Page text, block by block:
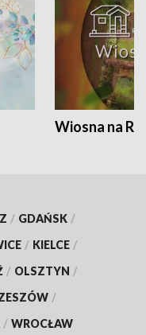
Wiosna na
/ GDAŃSK /
/ KIELCE /
/ OLSZTYN /
/
/ WROCŁAW